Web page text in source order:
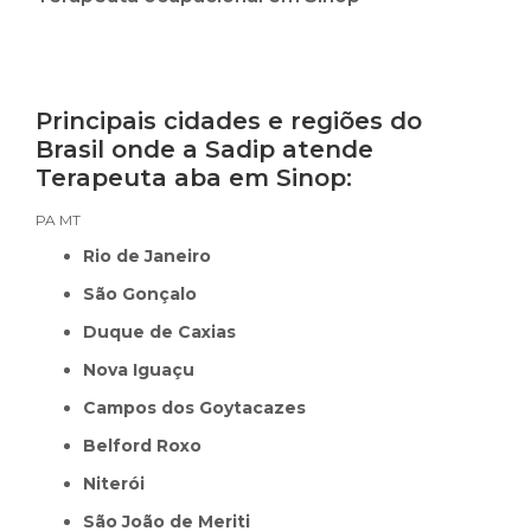
Principais cidades e regiões do
Brasil onde a Sadip atende
Terapeuta aba em Sinop:
PA MT
Rio de Janeiro
São Gonçalo
Duque de Caxias
Nova Iguaçu
Campos dos Goytacazes
Belford Roxo
Niterói
São João de Meriti